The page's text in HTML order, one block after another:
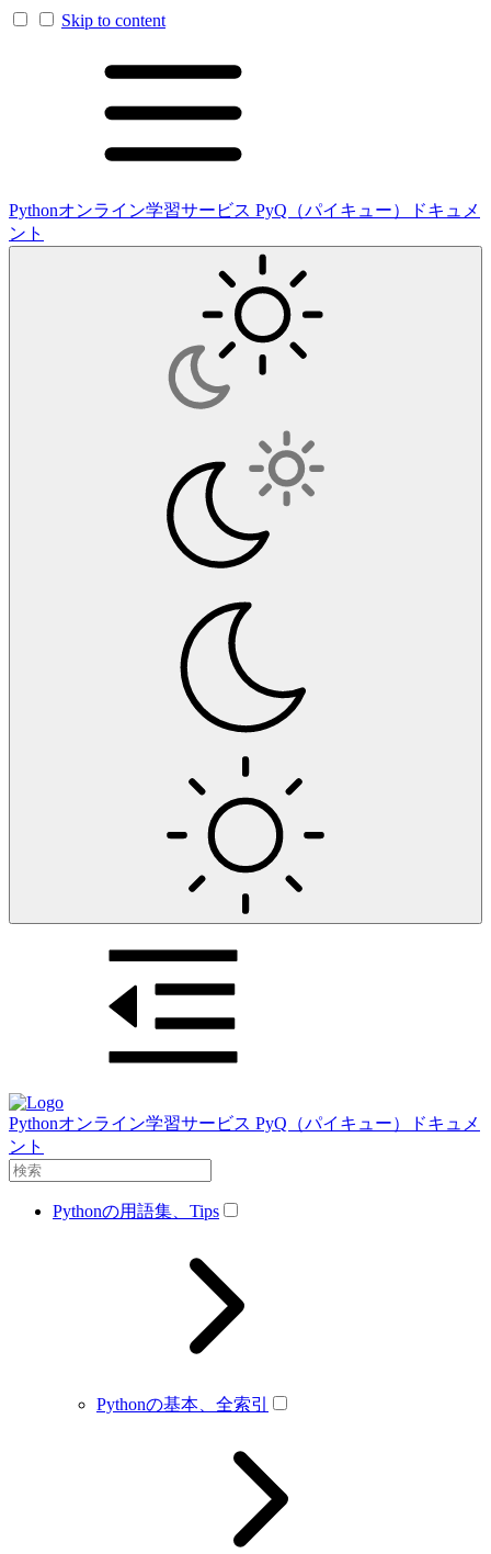
Skip to content
Pythonオンライン学習サービス PyQ（パイキュー）ドキュメ
ント
Pythonオンライン学習サービス PyQ（パイキュー）ドキュメ
ント
Pythonの用語集、Tips
Pythonの基本、全索引